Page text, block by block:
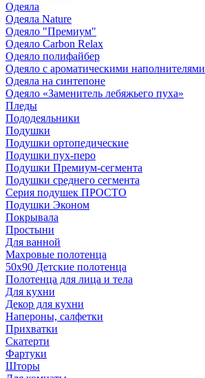
Одеяла
Одеяла Nature
Одеяло "Премиум"
Одеяло Carbon Relax
Одеяло полифайбер
Одеяло с ароматическими наполнителями
Одеяла на синтепоне
Одеяло «Заменитель лебяжьего пуха»
Пледы
Пододеяльники
Подушки
Подушки ортопедические
Подушки пух-перо
Подушки Премиум-сегмента
Подушки среднего сегмента
Серия подушек ПРОСТО
Подушки Эконом
Покрывала
Простыни
Для ванной
Махровые полотенца
50х90 Детские полотенца
Полотенца для лица и тела
Для кухни
Декор для кухни
Напероны, салфетки
Прихватки
Скатерти
Фартуки
Шторы